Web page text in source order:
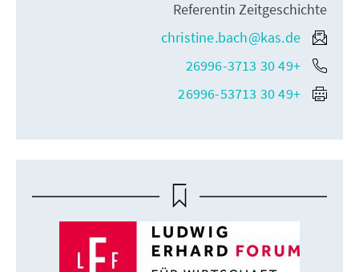
Referentin Zeitgeschichte
christine.bach@kas.de
+49 30 26996-3713
+49 30 26996-53713